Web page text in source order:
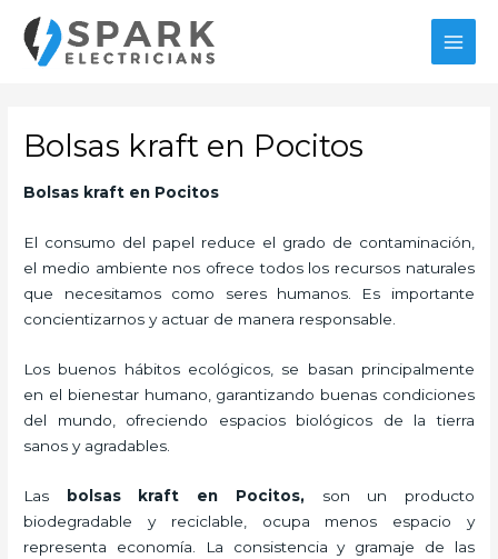
contenido
Bolsas kraft en Pocitos
Bolsas kraft en Pocitos
El consumo del papel reduce el grado de contaminación,
el medio ambiente nos ofrece todos los recursos naturales
que necesitamos como seres humanos. Es importante
concientizarnos y actuar de manera responsable.
Los buenos hábitos ecológicos, se basan principalmente
en el bienestar humano, garantizando buenas condiciones
del mundo, ofreciendo espacios biológicos de la tierra
sanos y agradables.
Las bolsas kraft en Pocitos, son un producto
biodegradable y reciclable, ocupa menos espacio y
representa economía. La consistencia y gramaje de las